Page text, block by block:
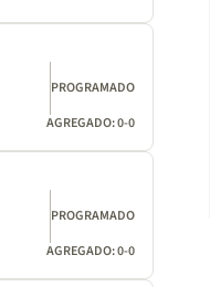
PROGRAMADO
AGREGADO: 0-0
PROGRAMADO
AGREGADO: 0-0